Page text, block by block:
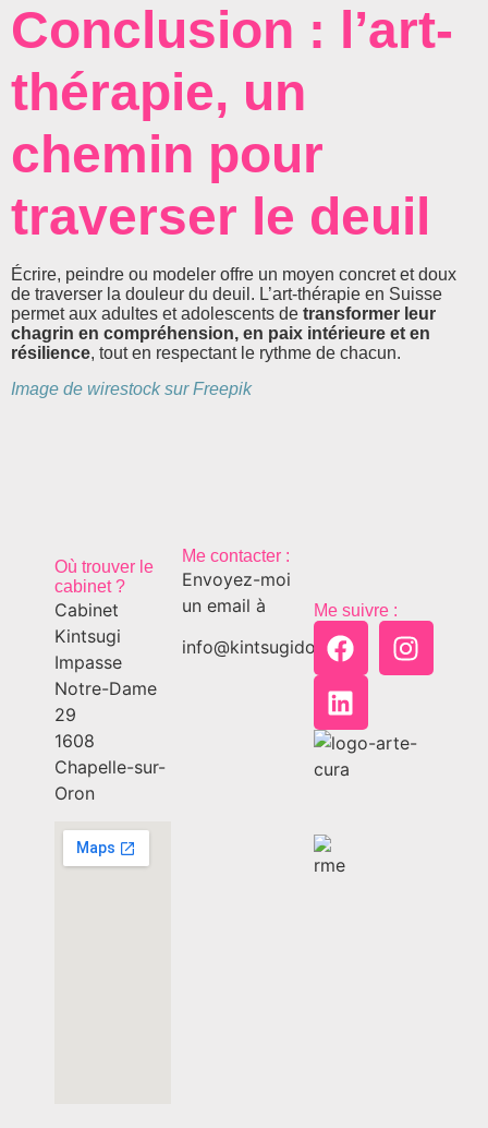
Conclusion : l’art-
thérapie, un
chemin pour
traverser le deuil
Écrire, peindre ou modeler offre un moyen concret et doux
de traverser la douleur du deuil. L’art-thérapie en Suisse
permet aux adultes et adolescents de transformer leur
chagrin en compréhension, en paix intérieure et en
résilience, tout en respectant le rythme de chacun.
Image de wirestock sur Freepik
Où trouver le
cabinet ?
Cabinet
Kintsugi
Impasse
Notre-Dame
29
1608
Chapelle-sur-
Oron
Me contacter :
Envoyez-moi
un email à
info@kintsugido.ch
Me suivre :